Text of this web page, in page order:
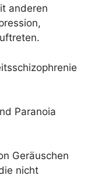
anderen
Paranoia
Geräuschen
nicht